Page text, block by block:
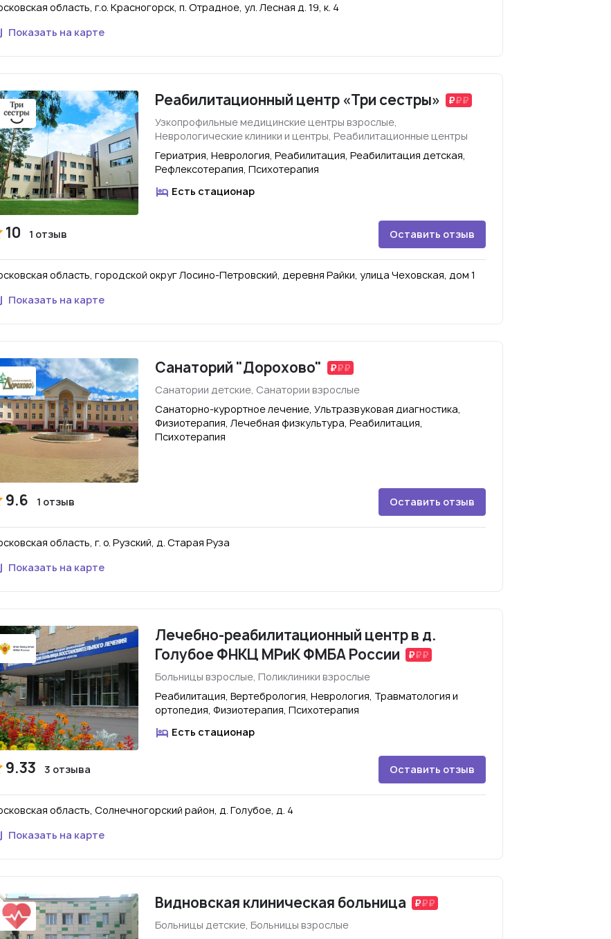
область, г.о. Красногорск, п. Отрадное, ул. Лесная д. 19, к. 4
Показать на карте
Реабилитационный центр «Три сестры»
Узкопрофильные медицинские центры взрослые,
Неврологические клиники и центры, Реабилитационные центры
Гериатрия, Неврология, Реабилитация, Реабилитация детская,
Рефлексотерапия, Психотерапия
Есть стационар
10 1 отзыв Оставить отзыв
область, городской округ Лосино-Петровский, деревня Райки, улица Чеховская, дом 1
Показать на карте
Санаторий "Дорохово"
Санатории детские, Санатории взрослые
Санаторно-курортное лечение, Ультразвуковая диагностика,
Физиотерапия, Лечебная физкультура, Реабилитация,
Психотерапия
9.6 1 отзыв Оставить отзыв
область, г. о. Рузский, д. Старая Руза
Показать на карте
Лечебно-реабилитационный центр в д.
Голубое ФНКЦ МРиК ФМБА России
Больницы взрослые, Поликлиники взрослые
Реабилитация, Вертебрология, Неврология, Травматология и
ортопедия, Физиотерапия, Психотерапия
Есть стационар
9.33 3 отзыва Оставить отзыв
область, Солнечногорский район, д. Голубое, д. 4
Показать на карте
Видновская клиническая больница
Больницы детские, Больницы взрослые